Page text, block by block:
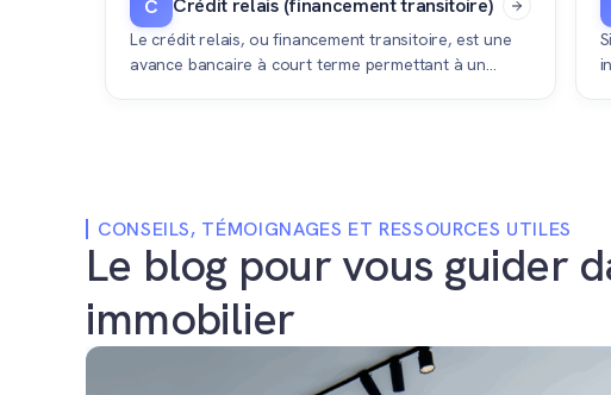
C Crédit relais (financement transitoire)
Le crédit relais, ou financement transitoire, est une
avance bancaire à court terme permettant à un
CONSEILS, TÉMOIGNAGES ET RESSOURCES UTILES
Le blog pour vous guider
immobilier